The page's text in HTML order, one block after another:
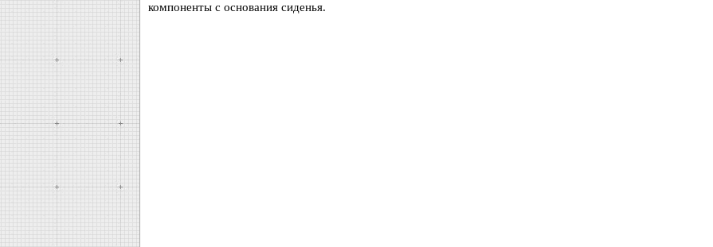
компоненты с основания сиденья.